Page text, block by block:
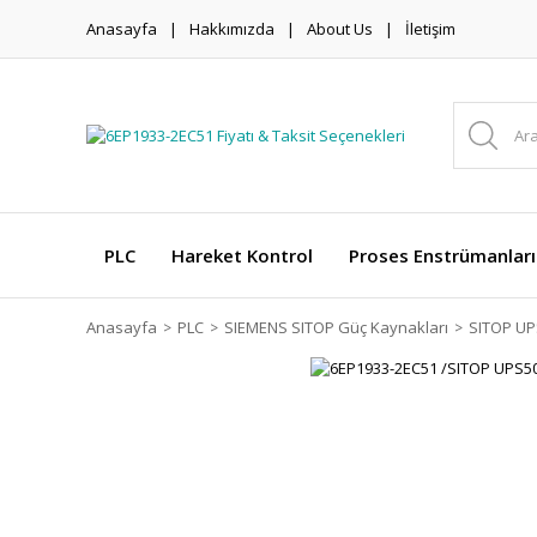
Anasayfa Hakkımızda About Us İletişim
PLC Hareket Kontrol Proses Enstrümanları
Anasayfa PLC SIEMENS SITOP Güç Kaynakları SITOP